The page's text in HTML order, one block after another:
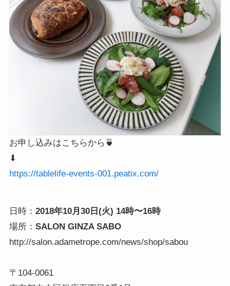
お申し込みはこちらから🍵
⬇︎
https://tablelife-events-001.peatix.com/
日時： 2018年10月30日(火) 14時〜16時
場所： SALON GINZA SABO
http://salon.adametrope.com/news/shop/sabou
〒104-0061